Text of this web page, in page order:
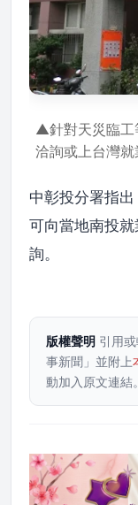
▲針對天災臨工
洽詢或上台灣就
中彰投分署指
可向當地南投
詢。
版權聲明 引用
事新聞」並附上
動加入原文連結。